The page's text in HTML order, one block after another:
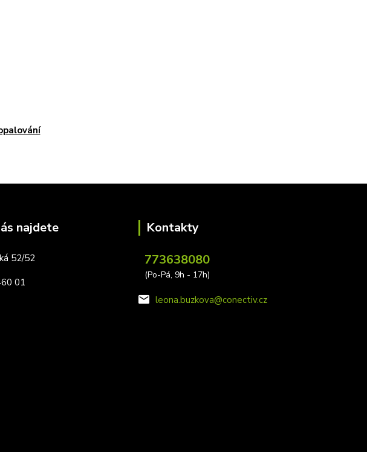
najdete
52/52
01
Kontakty
773638080
(Po-Pá, 9h - 17h)
leona.buzkova@conectiv.cz